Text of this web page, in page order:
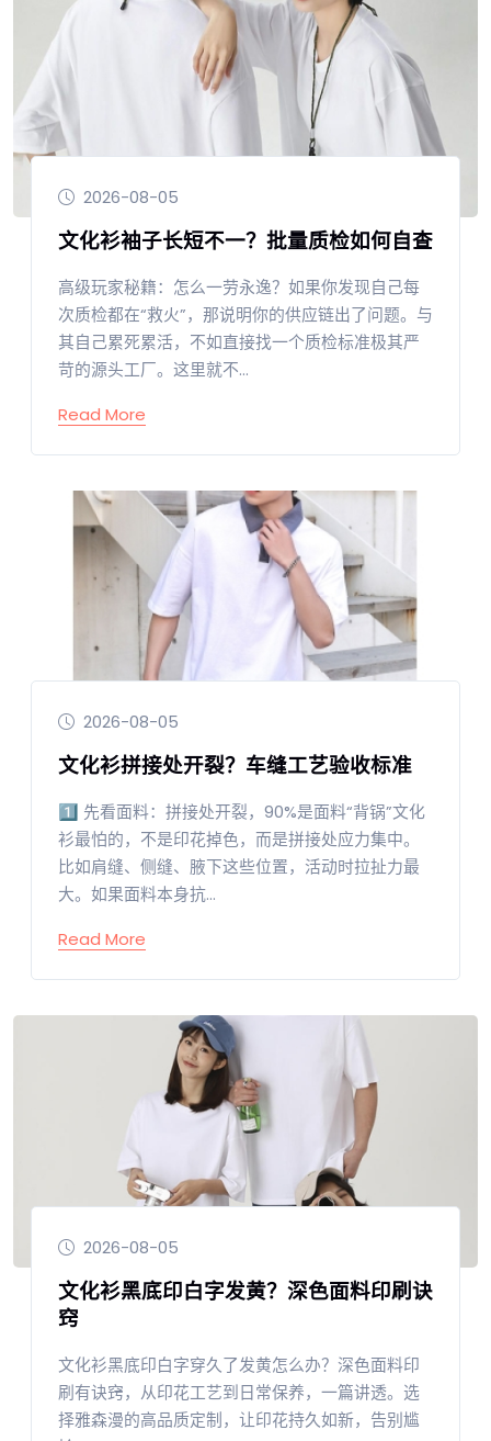
2026-08-05
文化衫袖子长短不一？批量质检如何自查
高级玩家秘籍：怎么一劳永逸？如果你发现自己每
次质检都在“救火”，那说明你的供应链出了问题。与
其自己累死累活，不如直接找一个质检标准极其严
苛的源头工厂。这里就不...
Read More
2026-08-05
文化衫拼接处开裂？车缝工艺验收标准
1️⃣ 先看面料：拼接处开裂，90%是面料“背锅”文化
衫最怕的，不是印花掉色，而是拼接处应力集中。
比如肩缝、侧缝、腋下这些位置，活动时拉扯力最
大。如果面料本身抗...
Read More
2026-08-05
文化衫黑底印白字发黄？深色面料印刷诀
窍
文化衫黑底印白字穿久了发黄怎么办？深色面料印
刷有诀窍，从印花工艺到日常保养，一篇讲透。选
择雅森漫的高品质定制，让印花持久如新，告别尴